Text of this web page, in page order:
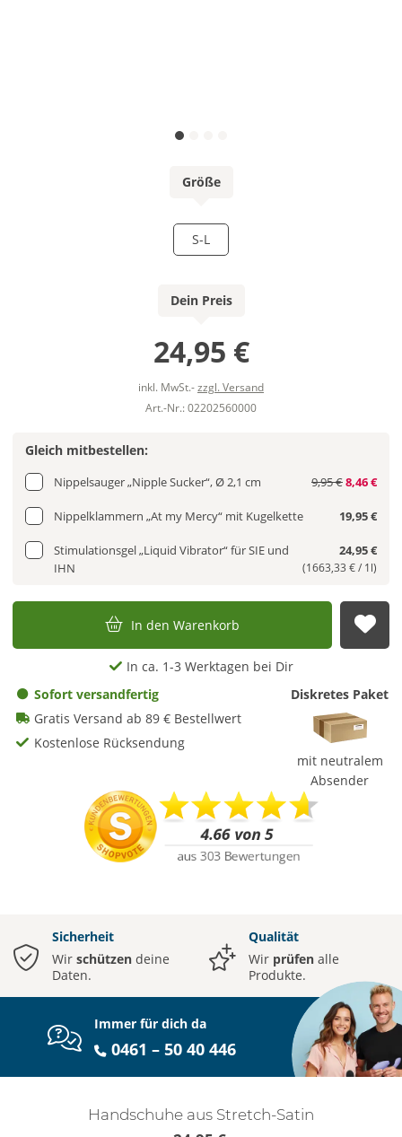
Größe
S-L
Dein Preis
24,95 €
inkl. MwSt.-zzgl. Versand
Art.-Nr.: 02202560000
Gleich mitbestellen:
Nippelsauger „Nipple Sucker“, Ø 2,1 cm 9,95 €8,46 €
Nippelklammern „At my Mercy“ mit Kugelkette 19,95 €
Stimulationsgel „Liquid Vibrator“ für SIE und
IHN
24,95 €
(1663,33 € / 1l)
In den Warenkorb
In ca. 1-3 Werktagen bei Dir
Sofort versandfertig
Gratis Versand ab 89 € Bestellwert
Kostenlose Rücksendung
Diskretes Paket
mit neutralem
Absender
Sicherheit
Wir schützen deine
Daten.
Qualität
Wir prüfen alle
Produkte.
Immer für dich da
0461 – 50 40 446
Handschuhe aus Stretch-Satin